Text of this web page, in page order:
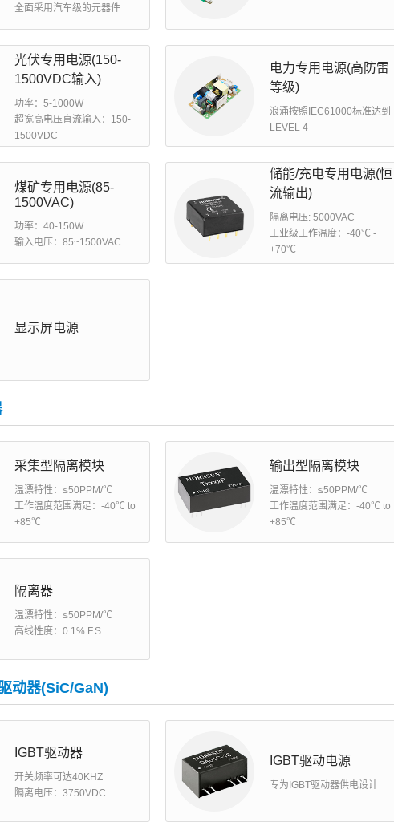
全面采用汽车级的元器件
光伏专用电源(150-
1500VDC输入)
功率：5-1000W
超宽高电压直流输入：150-
1500VDC
电力专用电源(高防雷
等级)
浪涌按照IEC61000标准达到
LEVEL 4
煤矿专用电源(85-
1500VAC)
功率：40-150W
输入电压：85~1500VAC
储能/充电专用电源(恒
流输出)
隔离电压: 5000VAC
工业级工作温度：-40℃ -
+70℃
显示屏电源
采集型隔离模块
温漂特性：≤50PPM/℃
工作温度范围满足：-40℃ to
+85℃
输出型隔离模块
温漂特性：≤50PPM/℃
工作温度范围满足：-40℃ to
+85℃
隔离器
温漂特性：≤50PPM/℃
高线性度：0.1% F.S.
动器(SiC/GaN)
IGBT驱动器
开关频率可达40KHZ
隔离电压：3750VDC
IGBT驱动电源
专为IGBT驱动器供电设计